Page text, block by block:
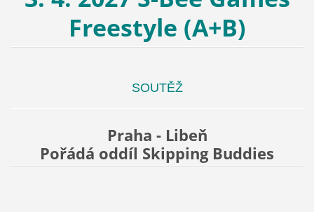
Freestyle (A+B)
SOUTĚŽ
Praha - Libeň
Pořádá oddíl Skipping Buddies